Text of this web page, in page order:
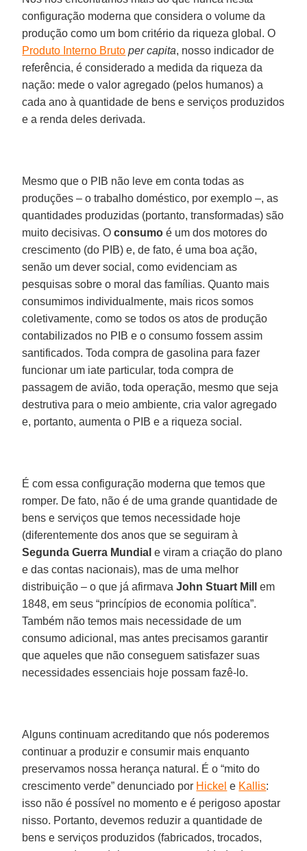
configuração moderna que considera o volume da
produção como um bom critério da riqueza global. O
Produto Interno Bruto per capita, nosso indicador de
referência, é considerado a medida da riqueza da
nação: mede o valor agregado (pelos humanos) a
cada ano à quantidade de bens e serviços produzidos
e a renda deles derivada.
Mesmo que o PIB não leve em conta todas as
produções – o trabalho doméstico, por exemplo –, as
quantidades produzidas (portanto, transformadas) são
muito decisivas. Oconsumo é um dos motores do
crescimento (do PIB) e, de fato, é uma boa ação,
senão um dever social, como evidenciam as
pesquisas sobre o moral das famílias. Quanto mais
consumimos individualmente, mais ricos somos
coletivamente, como se todos os atos de produção
contabilizados no PIB e o consumo fossem assim
santificados. Toda compra de gasolina para fazer
funcionar um iate particular, toda compra de
passagem de avião, toda operação, mesmo que seja
destrutiva para o meio ambiente, cria valor agregado
e, portanto, aumenta o PIB e a riqueza social.
É com essa configuração moderna que temos que
romper. De fato, não é de uma grande quantidade de
bens e serviços que temos necessidade hoje
(diferentemente dos anos que se seguiram à
Segunda Guerra Mundial e viram a criação do plano
e das contas nacionais), mas de uma melhor
distribuição – o que já afirmavaJohn Stuart Mill
em
1848, em seus “princípios de economia política”.
Também não temos mais necessidade de um
consumo adicional, mas antes precisamos garantir
que aqueles que não conseguem satisfazer suas
necessidades essenciais hoje possam fazê-lo.
Alguns continuam acreditando que nós poderemos
continuar a produzir e consumir mais enquanto
preservamos nossa herança natural. É o “mito do
crescimento verde” denunciado por Hickel e Kallis:
isso não é possível no momento e é perigoso apostar
nisso. Portanto, devemos reduzir a quantidade de
bens e serviços produzidos (fabricados, trocados,